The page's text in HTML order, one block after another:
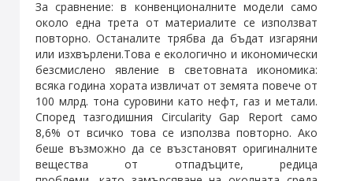
За сравнение: в конвенционалните модели само
около една трета от материалите се използват
повторно. Останалите трябва да бъдат изгаряни
или изхвърлени.Това е екологично и икономически
безсмислено явление в световната икономика:
всяка година хората извличат от земята повече от
100 млрд. тона суровини като нефт, газ и метали.
Според тазгодишния Circularity Gap Report само
8,6% от всичко това се използва повторно. Ако
беше възможно да се възстановят оригиналните
вещества от отпадъците, редица